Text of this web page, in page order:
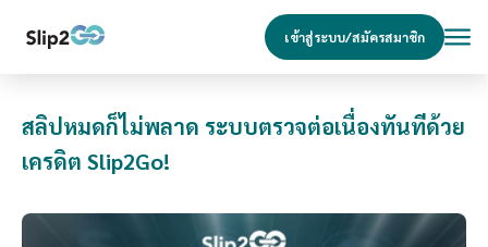
เข้าสู่ระบบ/สมัครสมาชิก
สลิปหมดก็ไม่พลาด ระบบตรวจต่อเนื่องทันทีด้วย
เครดิต Slip2Go!